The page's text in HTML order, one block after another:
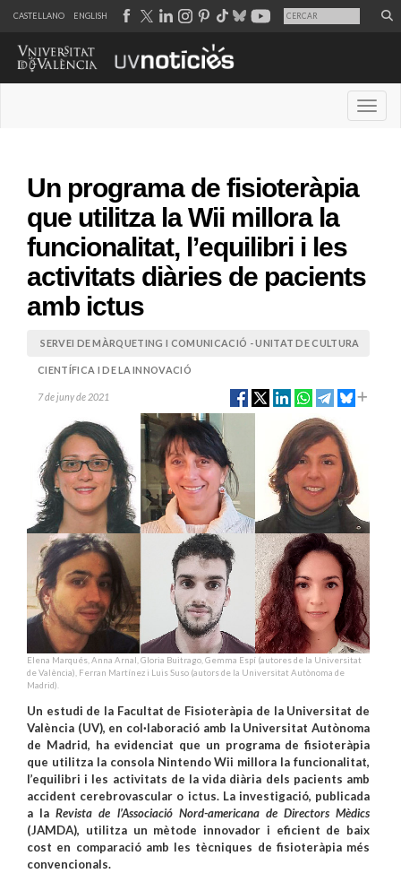
CASTELLANO ENGLISH
Un programa de fisioteràpia
que utilitza la Wii millora la
funcionalitat, l’equilibri i les
activitats diàries de pacients
amb ictus
SERVEI DE MÀRQUETING I COMUNICACIÓ - UNITAT DE CULTURA
CIENTÍFICA I DE LA INNOVACIÓ
7 de juny de 2021
Elena Marqués, Anna Arnal, Gloria Buitrago, Gemma Espí (autores de la Universitat
de València), Ferran Martínez i Luis Suso (autors de la Universitat Autònoma de
Madrid).
Un estudi de la Facultat de Fisioteràpia de la Universitat de
València (UV), en col·laboració amb la Universitat Autònoma
de Madrid, ha evidenciat que un programa de fisioteràpia
que utilitza la consola Nintendo Wii millora la funcionalitat,
l’equilibri i les activitats de la vida diària dels pacients amb
accident cerebrovascular o ictus. La investigació, publicada
a laRevista de l’Associació Nord-americana de Directors Mèdics
(JAMDA), utilitza un mètode innovador i eficient de baix
cost en comparació amb les tècniques de fisioteràpia més
convencionals.